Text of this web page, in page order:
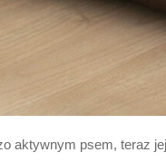
aktywnym psem, teraz